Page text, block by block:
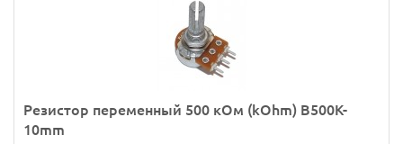
Резистор переменный 500 кОм (kOhm) B500K-
10mm